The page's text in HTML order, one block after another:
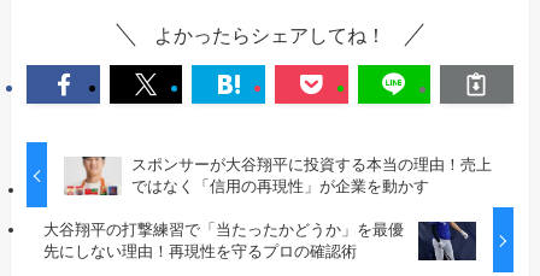
よかったらシェアしてね！
スポンサーが大谷翔平に投資する本当の理由！売上
ではなく「信用の再現性」が企業を動かす
大谷翔平の打撃練習で「当たったかどうか」を最優
先にしない理由！再現性を守るプロの確認術